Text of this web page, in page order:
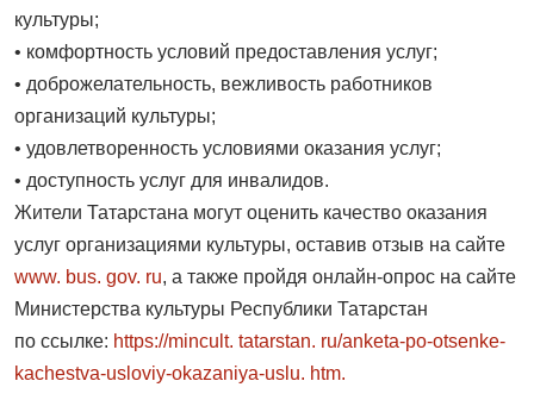
культуры;
• комфортность условий предоставления услуг;
• доброжелательность, вежливость работников
организаций культуры;
• удовлетворенность условиями оказания услуг;
• доступность услуг для инвалидов.
Жители Татарстана могут оценить качество оказания
услуг организациями культуры, оставив отзыв на сайте
www. bus. gov. ru, а также пройдя онлайн-опрос на сайте
Министерства культуры Республики Татарстан
по ссылке: https://mincult. tatarstan. ru/anketa-po-otsenke-
kachestva-usloviy-okazaniya-uslu. htm.